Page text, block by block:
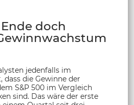
doch
jedenfalls im
die Gewinne der
S&P 500 im Vergleich
sind. Das wäre der erste